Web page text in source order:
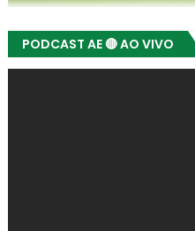
PODCAST AE 🔴 AO VIVO